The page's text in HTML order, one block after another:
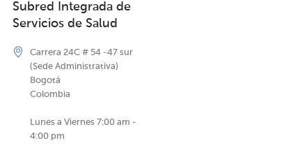
Subred Integrada de
Servicios de Salud
Carrera 24C # 54 -47 sur
(Sede Administrativa)
Bogotá
Colombia
Lunes a Viernes 7:00 am -
4:00 pm